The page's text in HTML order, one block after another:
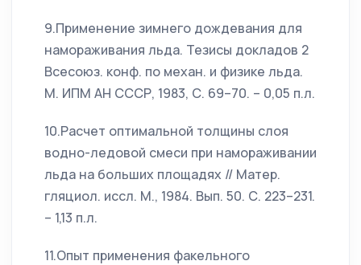
9.Применение зимнего дождевания для
намораживания льда. Тезисы докладов 2
Всесоюз. конф. по механ. и физике льда.
М. ИПМ АН СССР, 1983, С. 69–70. – 0,05 п.л.
10.Расчет оптимальной толщины слоя
водно-ледовой смеси при намораживании
льда на больших площадях // Матер.
гляциол. иссл. М., 1984. Вып. 50. С. 223–231.
– 1,13 п.л.
11.Опыт применения факельного